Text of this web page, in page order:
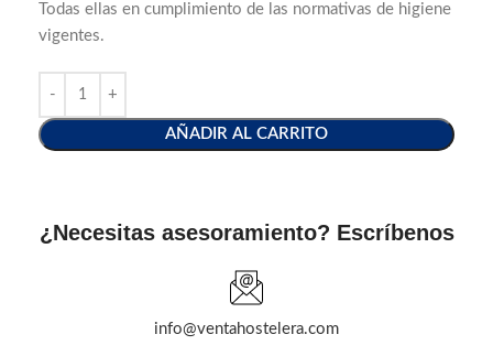
Todas ellas en cumplimiento de las normativas de higiene
vigentes.
AÑADIR AL CARRITO
¿Necesitas asesoramiento? Escríbenos
info@ventahostelera.com